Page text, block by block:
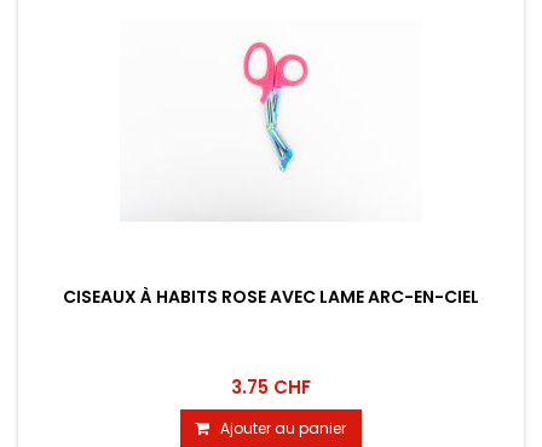
CISEAUX À HABITS ROSE AVEC LAME ARC-EN-CIEL
3.75 CHF
Ajouter au panier